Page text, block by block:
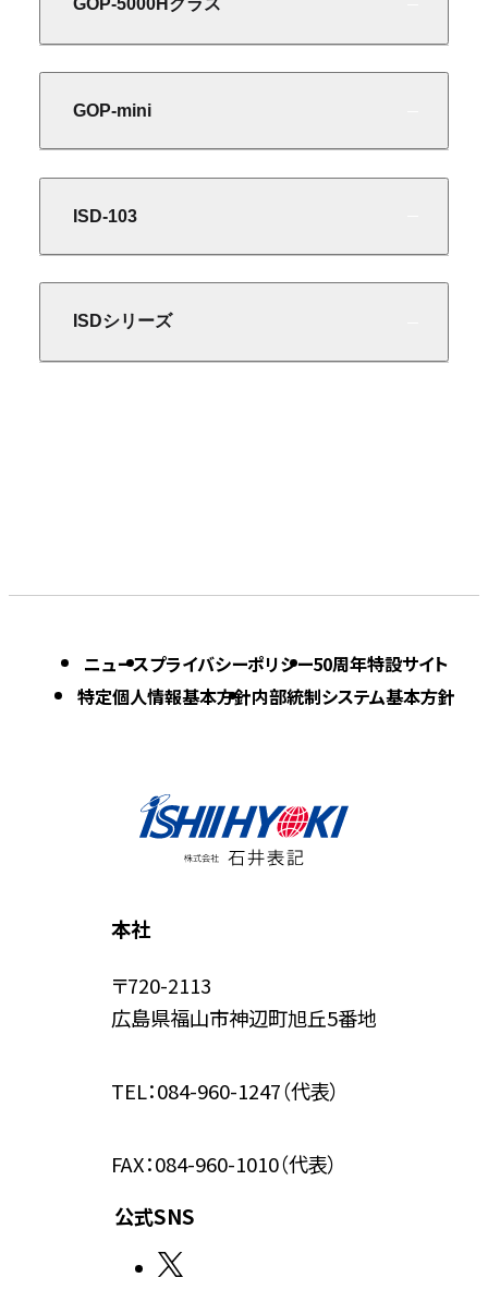
GOP-mini
ISD-103
ISDシリーズ
ニュースプライバシーポリシー50周年特設サイト
特定個人情報基本方針内部統制システム基本方針
本社
〒720-2113
広島県福山市神辺町旭丘5番地
TEL：084-960-1247（代表）
FAX：084-960-1010（代表）
公式SNS
外